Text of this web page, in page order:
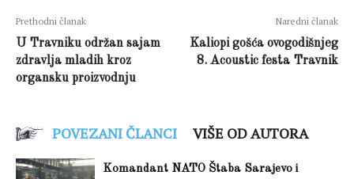
Prethodni članak
U Travniku održan sajam
zdravlja mladih kroz
organsku proizvodnju
Naredni članak
Kaliopi gošća ovogodišnjeg
8. Acoustic festa Travnik
POVEZANI ČLANCI VIŠE OD AUTORA
Komandant NATO Štaba Sarajevo i